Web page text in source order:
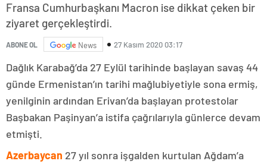
Fransa Cumhurbaşkanı Macron ise dikkat çeken bir
ziyaret gerçekleştirdi.
ABONE OL News 27 Kasım 2020 03:17
Dağlık Karabağ’da 27 Eylül tarihinde başlayan savaş 44
günde Ermenistan’ın tarihi mağlubiyetiyle sona ermiş,
yenilginin ardından Erivan’da başlayan protestolar
Başbakan Paşinyan’a istifa çağrılarıyla günlerce devam
etmişti.
Azerbaycan 27 yıl sonra işgalden kurtulan Ağdam’a